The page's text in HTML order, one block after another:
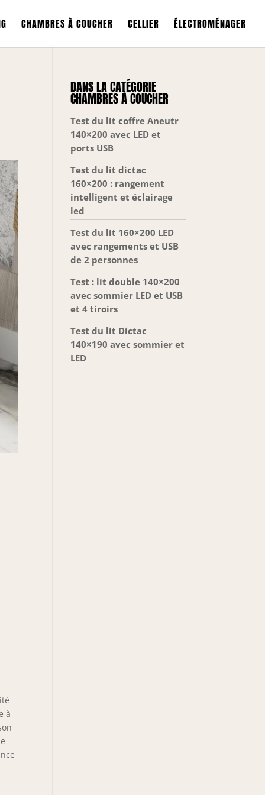
CHAMBRES À COUCHER CELLIER ÉLECTROMÉNAGER
à
DANS LA CATÉGORIE
CHAMBRES À COUCHER
Test du lit coffre Aneutr
140×200 avec LED et
ports USB
Test du lit dictac
160×200 : rangement
intelligent et éclairage
led
Test du lit 160×200 LED
avec rangements et USB
de 2 personnes
Test : lit double 140×200
avec sommier LED et USB
et 4 tiroirs
Test du lit Dictac
140×190 avec sommier et
LED